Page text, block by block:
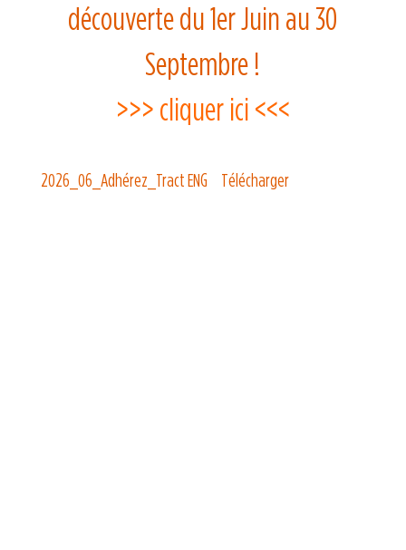
découverte du 1er Juin au 30
Septembre !
>>> cliquer ici <<<
2026_06_Adhérez_Tract ENG Télécharger